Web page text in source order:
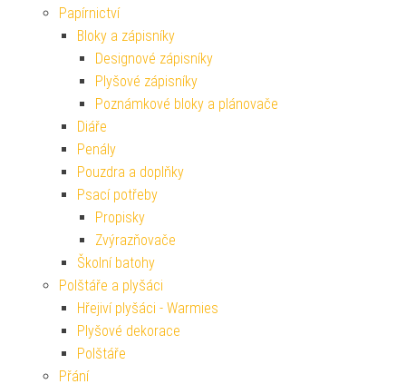
Papírnictví
Bloky a zápisníky
Designové zápisníky
Plyšové zápisníky
Poznámkové bloky a plánovače
Diáře
Penály
Pouzdra a doplňky
Psací potřeby
Propisky
Zvýrazňovače
Školní batohy
Polštáře a plyšáci
Hřejiví plyšáci - Warmies
Plyšové dekorace
Polštáře
Přání